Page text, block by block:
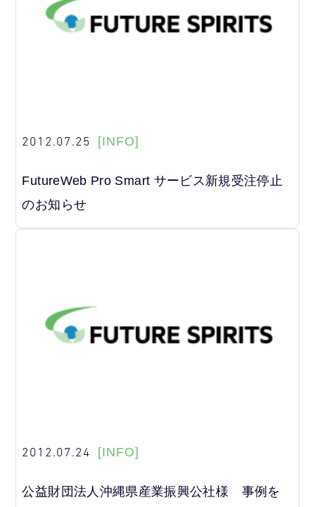
2012.07.25 [INFO]
FutureWeb Pro Smart サービス新規受注停止
のお知らせ
2012.07.24 [INFO]
公益財団法人沖縄県産業振興公社様 事例を